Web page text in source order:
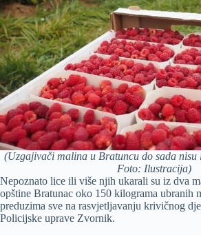
(Uzgajivači malina u Bratuncu do sada
Foto: Ilustracija)
Nepoznato lice ili više njih ukarali su iz dva
opštine Bratunac oko 150 kilograma ubranih
preduzima sve na rasvjetljavanju krivičnog
Policijske uprave Zvornik.